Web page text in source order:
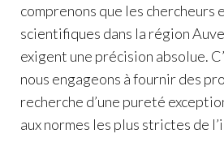
comprenons que les
scientifiques dans la région
exigent une précision absolue.
nous engageons à fournir des
recherche d’une pureté
aux normes les plus strictes de